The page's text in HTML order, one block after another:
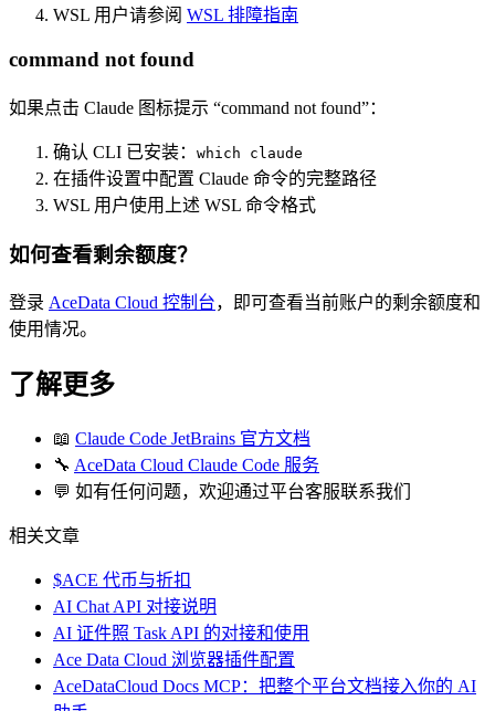
WSL 用户请参阅 WSL 排障指南
command not found
如果点击 Claude 图标提示 “command not found”：
确认 CLI 已安装： which claude
在插件设置中配置 Claude 命令的完整路径
WSL 用户使用上述 WSL 命令格式
如何查看剩余额度？
登录 AceData Cloud 控制台，即可查看当前账户的剩余额度和
使用情况。
了解更多
📖 Claude Code JetBrains 官方文档
🔧 AceData Cloud Claude Code 服务
💬 如有任何问题，欢迎通过平台客服联系我们
相关文章
$ACE 代币与折扣
AI Chat API 对接说明
AI 证件照 Task API 的对接和使用
Ace Data Cloud 浏览器插件配置
AceDataCloud Docs MCP：把整个平台文档接入你的 AI